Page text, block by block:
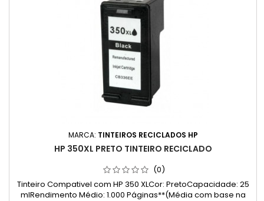
MARCA: TINTEIROS RECICLADOS HP
HP 350XL PRETO TINTEIRO RECICLADO
(0)
Tinteiro Compativel com HP 350 XLCor: PretoCapacidade: 25
mlRendimento Médio: 1.000 Páginas**(Média com base na